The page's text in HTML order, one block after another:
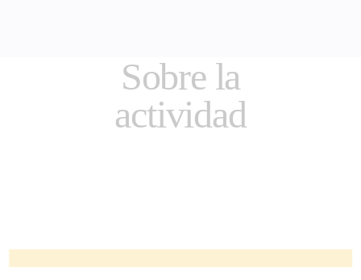
Sobre la
actividad